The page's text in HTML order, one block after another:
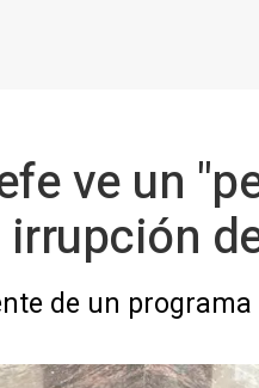
ve un
de un